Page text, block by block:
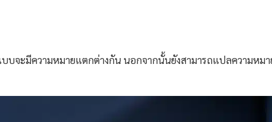
บจะมีความหมายแตกต่างกัน นอกจากนั้นยังสามารถแปลความหม